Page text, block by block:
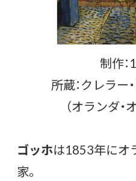
制作
所蔵：クレラー
（オランダ・
ゴッホは1853年にオ
家。